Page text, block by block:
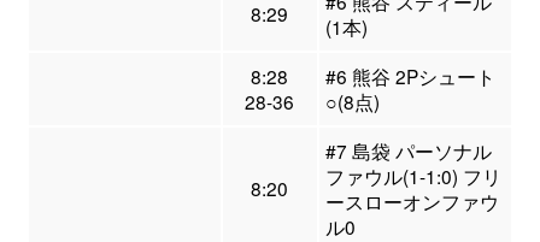
8:29
(1本)
8:28
28-36
#6 熊谷 2Pシュート
○(8点)
8:20
#7 島袋 パーソナル
ファウル(1-1:0) フリ
ースローオンファウ
ル0